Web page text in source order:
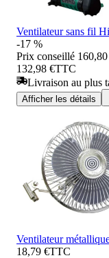
Ventilateur sans fil
-17 %
Prix conseillé
132,98 €TTC
Livraison au plus
Afficher les détails
Ventilateur
18,79 €TTC